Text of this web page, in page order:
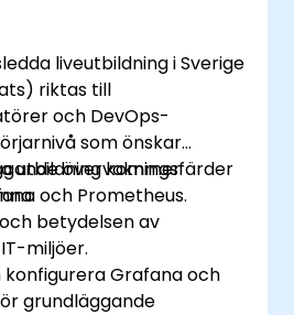
liveutbildning i Sverige
riktas till
och DevOps-
som önskar
övervakningsfärder
och Prometheus.
utbildning kommer
betydelsen av
miljöer.
Grafana och
grundläggande